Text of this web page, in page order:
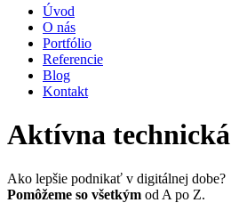
Úvod
O nás
Portfólio
Referencie
Blog
Kontakt
Aktívna
Ako lepšie podnikať v digitálnej dobe?
Pomôžeme so všetkým od A po Z.